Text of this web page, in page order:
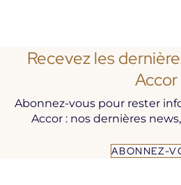
Recevez les
Accor
Abonnez-vous pour rester
Accor : nos dernières
ABONNEZ-